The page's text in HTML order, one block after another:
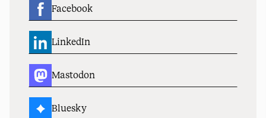
Facebook
LinkedIn
Mastodon
Bluesky